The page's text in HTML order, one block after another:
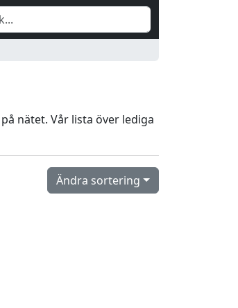
nätet. Vår lista över lediga
Ändra sortering